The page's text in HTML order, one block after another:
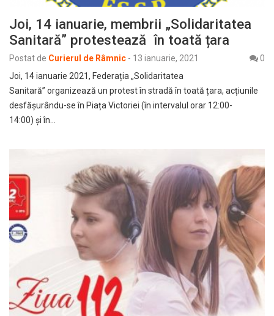
Joi, 14 ianuarie, membrii „Solidaritatea
Sanitară” protestează în toată țara
Postat de Curierul de Râmnic - 13 ianuarie, 2021
0
Joi, 14 ianuarie 2021, Federația „Solidaritatea
Sanitară” organizează un protest în stradă în toată țara, acțiunile
desfășurându-se în Piața Victoriei (în intervalul orar 12:00-
14:00) și în…